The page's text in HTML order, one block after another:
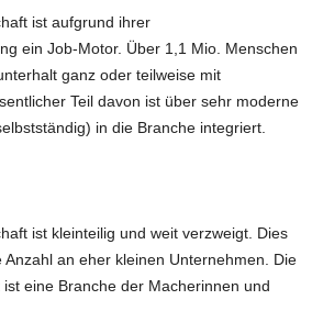
ist aufgrund ihrer
ein Job-Motor. Über 1,1 Mio. Menschen
ganz oder teilweise mit
Teil davon ist über sehr moderne
in die Branche integriert.
ist kleinteilig und weit verzweigt. Dies
an eher kleinen Unternehmen. Die
eine Branche der Macherinnen und